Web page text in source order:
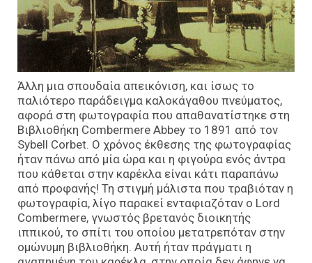
Άλλη μια σπουδαία απεικόνιση, και ίσως το
παλιότερο παράδειγμα καλοκάγαθου πνεύματος,
αφορά στη φωτογραφία που απαθανατίστηκε στη
Βιβλιοθήκη Combermere Abbey το 1891 από τον
Sybell Corbet. Ο χρόνος έκθεσης της φωτογραφίας
ήταν πάνω από μία ώρα και η φιγούρα ενός άντρα
που κάθεται στην καρέκλα είναι κάτι παραπάνω
από προφανής! Τη στιγμή μάλιστα που τραβιόταν η
φωτογραφία, λίγο παρακεί ενταφιαζόταν ο Lord
Combermere, γνωστός βρετανός διοικητής
ιππικού, το σπίτι του οποίου μετατρεπόταν στην
ομώνυμη βιβλιοθήκη. Αυτή ήταν πράγματι η